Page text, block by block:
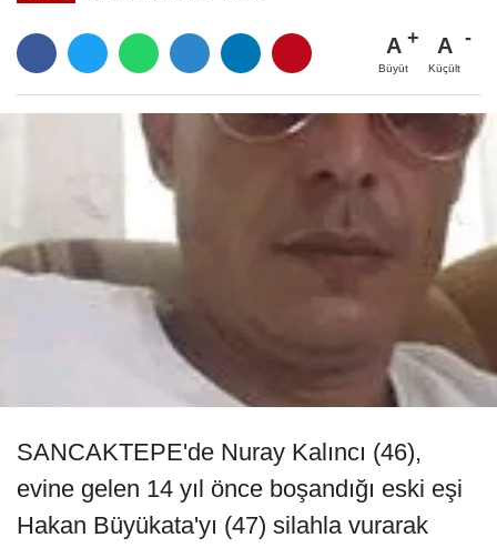
A
Büyüt
A
Küçült
SANCAKTEPE'de Nuray Kalıncı (46),
evine gelen 14 yıl önce boşandığı eski eşi
Hakan Büyükata'yı (47) silahla vurarak